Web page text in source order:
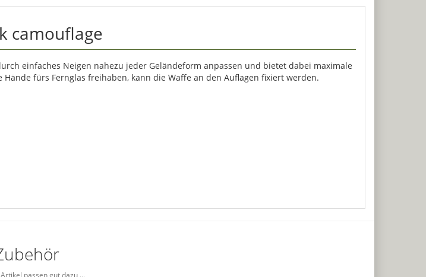
camouflage
einfaches Neigen nahezu jeder Geländeform anpassen und bietet dabei maximale
fürs Fernglas freihaben, kann die Waffe an den Auflagen fixiert werden.
passen gut dazu ...